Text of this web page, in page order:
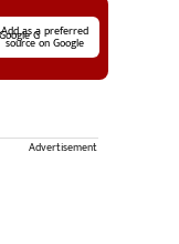
Add as a preferred
source on Google
Advertisement